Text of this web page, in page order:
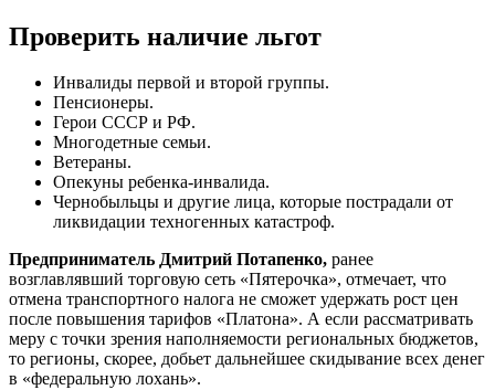
Проверить наличие льгот
Инвалиды первой и второй группы.
Пенсионеры.
Герои СССР и РФ.
Многодетные семьи.
Ветераны.
Опекуны ребенка-инвалида.
Чернобыльцы и другие лица, которые пострадали от
ликвидации техногенных катастроф.
Предприниматель Дмитрий Потапенко, ранее
возглавлявший торговую сеть «Пятерочка», отмечает, что
отмена транспортного налога не сможет удержать рост цен
после повышения тарифов «Платона». А если рассматривать
меру с точки зрения наполняемости региональных бюджетов,
то регионы, скорее, добьет дальнейшее скидывание всех денег
в «федеральную лохань».